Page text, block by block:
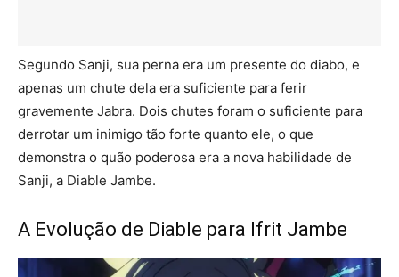
Segundo Sanji, sua perna era um presente do diabo, e
apenas um chute dela era suficiente para ferir
gravemente Jabra. Dois chutes foram o suficiente para
derrotar um inimigo tão forte quanto ele, o que
demonstra o quão poderosa era a nova habilidade de
Sanji, a Diable Jambe.
A Evolução de Diable para Ifrit Jambe